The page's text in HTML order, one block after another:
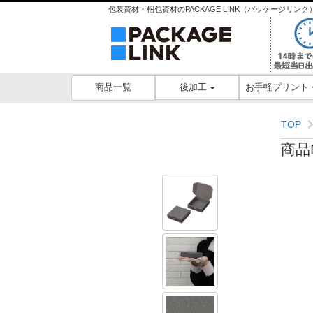
包装資材・梱包資材のPACKAGE LINK（パッケージリン
商品一覧 後加工 お手軽プリント
TOP
商